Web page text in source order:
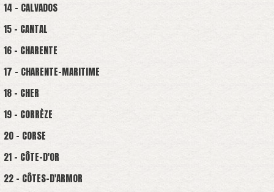
14 - CALVADOS
15 - CANTAL
16 - CHARENTE
17 - CHARENTE-MARITIME
18 - CHER
19 - CORRÈZE
20 - CORSE
21 - CÔTE-D'OR
22 - CÔTES-D'ARMOR